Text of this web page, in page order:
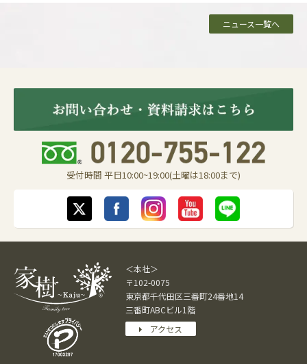
ニュース一覧へ
受付時間 平日10:00~19:00(土曜は18:00まで)
＜本社＞
〒102-0075
東京都千代田区三番町24番地14
三番町ABCビル1階
アクセス